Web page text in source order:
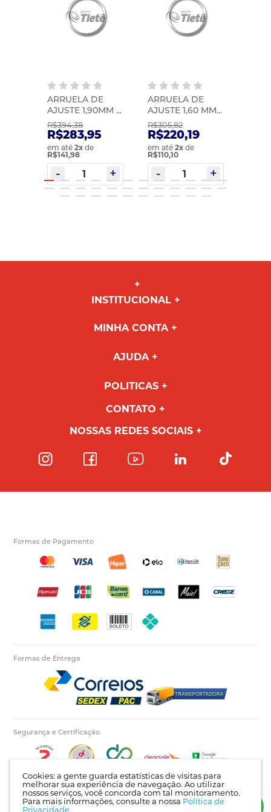
Cookies: a gente guarda estatísticas de visitas para
melhorar sua experiência de navegação. Ao utilizar
nossos serviços, você concorda com tal monitoramento.
Para mais informações, consulte a nossa Política de
Privacidade.
ARRUELA DE
AJUSTE 1,90MM |
ZF | 0730105767
R$394,38
R$283,95
em até2x de
R$141,98
ARRUELA DE
AJUSTE 1,60 MM |
ZF | 0730004830
R$305,82
R$220,19
em até2x de
R$110,10
INSTITUCIONAL
MINHA CONTA
AJUDA
POLITICAS
CONTATO
NOSSAS REDES SOCIAIS
Formas de Pagamento
Formas de Entrega
Segurança e Certificação
Autopecas Tiete LTDA - CNPJ: 60.840.768/0001-03 | Rua Itajaí, 624 - Bairro Tietê |
Londrina - PR | CEP: 86025-450 |